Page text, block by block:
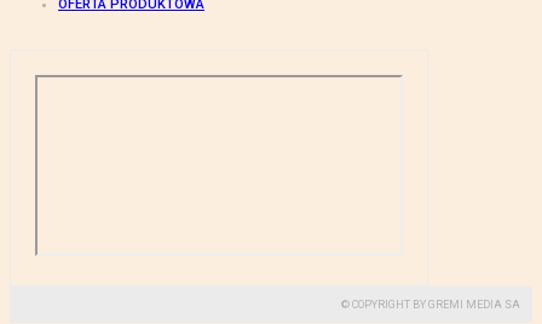
OFERTA PRODUKTOWA
© COPYRIGHT BY GREMI MEDIA SA